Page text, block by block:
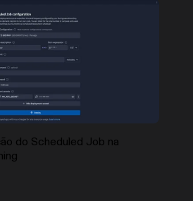
do Scheduled Job na